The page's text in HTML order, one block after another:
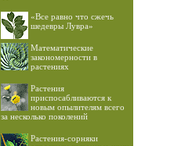
«Все равно что сжечь
шедевры Лувра»
Математические
закономерности в
растениях
Растения
приспосабливаются к
новым опылителям всего
за несколько поколений
Растения-сорняки